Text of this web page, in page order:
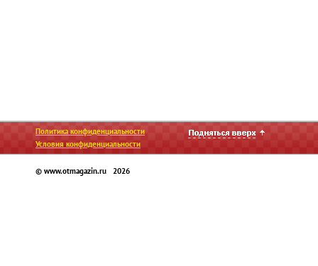
Политика конфиденциальности
Условия конфиденциальности
© www.otmagazin.ru 2026